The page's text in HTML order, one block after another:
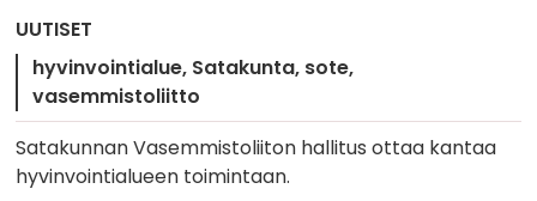
UUTISET
hyvinvointialue Satakunta sote
vasemmistoliitto
Satakunnan Vasemmistoliiton hallitus ottaa kantaa
hyvinvointialueen toimintaan.